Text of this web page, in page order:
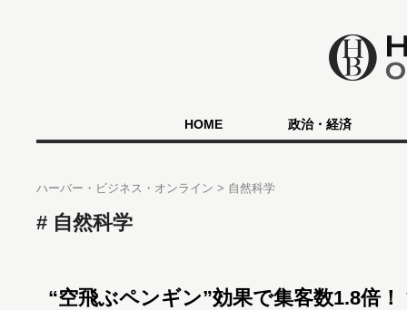
HOME 政治・経済
ハーバー・ビジネス・オンライン 自然科学
自然科学
“空飛ぶペンギン”効果で集客数1.8倍！